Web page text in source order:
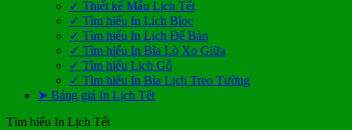
✓ Thiết kế Mẫu Lịch Tết
✓ Tìm hiểu In Lịch Bloc
✓ Tìm hiểu In Lịch Để Bàn
✓ Tìm hiểu In Bìa Lò Xo Giữa
✓ Tìm hiểu Lịch Gỗ
✓ Tìm hiểu In Bìa Lịch Treo Tường
➤ Bảng giá In Lịch Tết
Tìm hiểu In Lịch Tết